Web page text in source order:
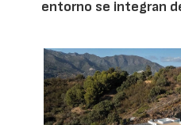
entorno se integran